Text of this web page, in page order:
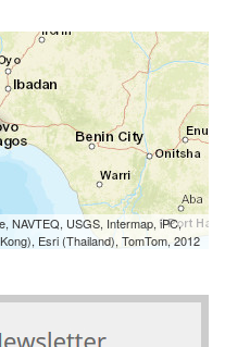
NAVTEQ, USGS, Intermap, iPC,
Esri (Thailand), TomTom, 2012